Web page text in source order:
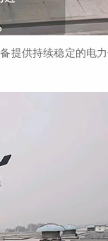
供持续稳定的电